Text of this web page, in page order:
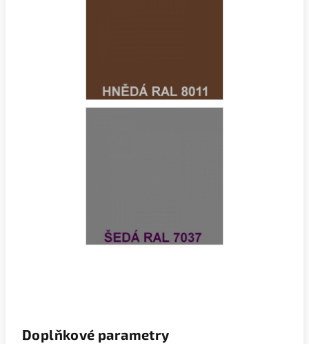
Doplňkové parametry